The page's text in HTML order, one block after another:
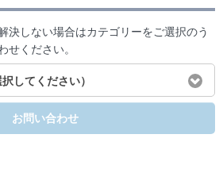
決しない場合はカテゴリーをご選択のう
せください。
択してください）
お問い合わせ